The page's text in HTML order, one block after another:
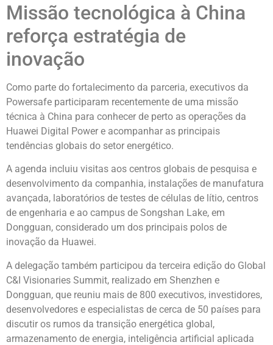
Missão tecnológica à China
reforça estratégia de
inovação
Como parte do fortalecimento da parceria, executivos da
Powersafe participaram recentemente de uma missão
técnica à China para conhecer de perto as operações da
Huawei Digital Power e acompanhar as principais
tendências globais do setor energético.
A agenda incluiu visitas aos centros globais de pesquisa e
desenvolvimento da companhia, instalações de manufatura
avançada, laboratórios de testes de células de lítio, centros
de engenharia e ao campus de Songshan Lake, em
Dongguan, considerado um dos principais polos de
inovação da Huawei.
A delegação também participou da terceira edição do Global
C&I Visionaries Summit, realizado em Shenzhen e
Dongguan, que reuniu mais de 800 executivos, investidores,
desenvolvedores e especialistas de cerca de 50 países para
discutir os rumos da transição energética global,
armazenamento de energia, inteligência artificial aplicada